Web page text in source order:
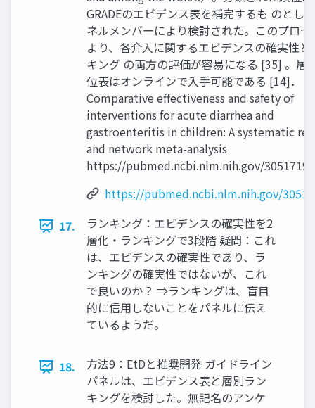
GRADEのエビデンス表を補完するも のとし
ネルメンバーにより検討された。このプロセ
より、各介入に関するエビデンスの確実性と
キング の両方の評価が容易になる [35] 。層
位表はオンラインで入手可能である [14]．
Comparative effectiveness and safety of
interventions for acute diarrhea and
gastroenteritis in children: A systematic
and network meta-analysis
https://pubmed.ncbi.nlm.nih.gov/
https://pubmed.ncbi.nlm.nih.gov/
17.
ランキング：エビデンスの確実性を2
層化・ランキングで3段階 疑問：これ
は、エビデンスの確実性であり、ラ
ンキングの確実性ではないが、これ
で良いのか？ ⇒ランキングは、盲目
的に信用しないことをパネルに伝え
ているようだ。
18.
方法9：EtDと推奨開発 ガイドライン
パネルは、エビデンス表と層別ラン
キングを検討した。無記名のアンケ